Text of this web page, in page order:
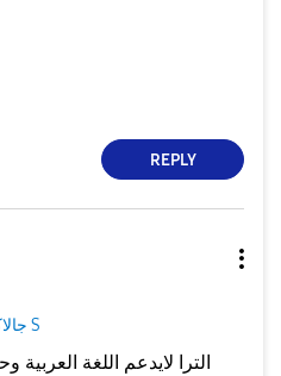
REPLY
جالاكسى S